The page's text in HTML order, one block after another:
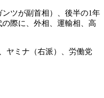
ツが副首相）、後半の1年
際に、外相、運輸相、高
ヤミナ（右派）、労働党